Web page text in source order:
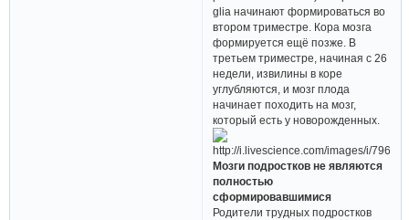
glia начинают формироваться во
втором триместре. Кора мозга
формируется ещё позже. В
третьем триместре, начиная с 26
недели, извилины в коре
углубляются, и мозг плода
начинает походить на мозг,
который есть у новорожденных.
Мозги подростков не являются
полностью
сформировавшимися
Родители трудных подростков